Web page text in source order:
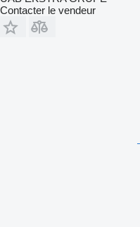
Contacter le vendeur